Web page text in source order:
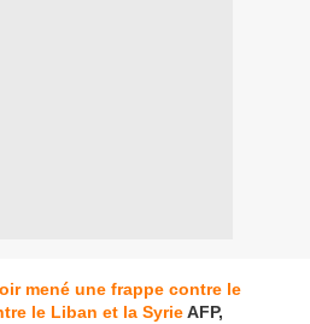
mené une frappe contre le
le Liban et la SyrieAFP,